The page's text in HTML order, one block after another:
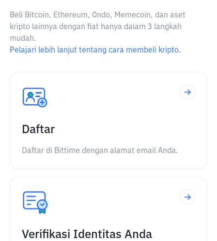
Beli Bitcoin, Ethereum, Ondo, Memecoin, dan aset
kripto lainnya dengan fiat hanya dalam 3 langkah
mudah.
Pelajari lebih lanjut tentang cara membeli kripto.
Daftar
Daftar di Bittime dengan alamat email Anda.
Verifikasi Identitas Anda